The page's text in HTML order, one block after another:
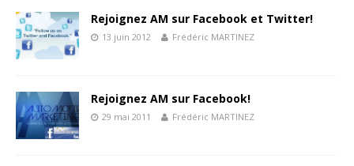
Rejoignez AM sur Facebook et Twitter!
13 juin 2012 Frédéric MARTINEZ
Rejoignez AM sur Facebook!
29 mai 2011 Frédéric MARTINEZ